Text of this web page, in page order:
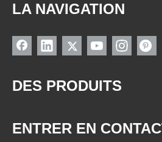
LA NAVIGATION
DES PRODUITS
ENTRER EN